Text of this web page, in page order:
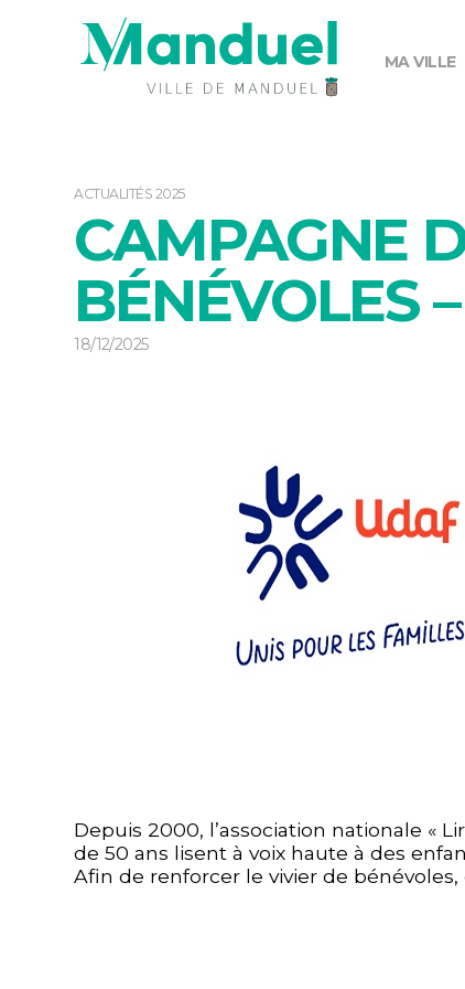
MA VILLE
ACTUALITÉS 2025
CAMPAGNE
BÉNÉVOLES
18/12/2025
Depuis 2000, l’association nationale «
de 50 ans lisent à voix haute à des
Afin de renforcer le vivier de